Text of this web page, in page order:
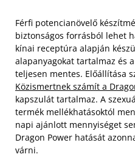
Férfi potencianövelő
biztonságos forrásból lehet
kínai receptúra alapján
alapanyagokat tartalmaz és
teljesen mentes. Előállítása
Közismertnek számít a
kapszulát tartalmaz. A
termék mellékhatásoktól
napi ajánlott mennyiséget
Dragon Power hatását
várni.